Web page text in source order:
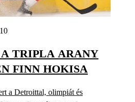
TRIPLA ARANY
FINN HOKISA
a Detroittal, olimpiát és